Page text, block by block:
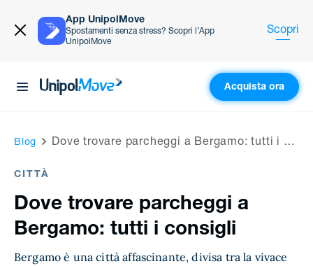
App UnipolMove
Spostamenti senza stress? Scopri l’App
UnipolMove
Scopri
UnipolMove Acquista ora
Blog Dove trovare parcheggi a Bergamo: tutti i consigli
CITTÀ
Dove trovare parcheggi a
Bergamo: tutti i consigli
Bergamo è una città affascinante, divisa tra la vivace